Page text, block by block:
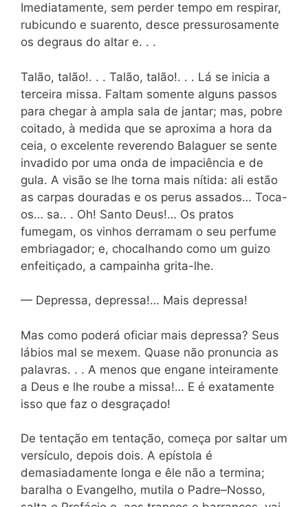
Imediatamente, sem perder tempo em respirar,
rubicundo e suarento, desce pressurosamente
os degraus do altar e. . .
Talão, talão!. . . Talão, talão!. . . Lá se inicia a
terceira missa. Faltam somente alguns passos
para chegar à ampla sala de jantar; mas, pobre
coitado, à medida que se aproxima a hora da
ceia, o excelente reverendo Balaguer se sente
invadido por uma onda de impaciência e de
gula. A visão se lhe torna mais nítida: ali estão
as carpas douradas e os perus assados… Toca-
os… sa.. . Oh! Santo Deus!… Os pratos
fumegam, os vinhos derramam o seu perfume
embriagador; e, chocalhando como um guizo
enfeitiçado, a campainha grita-lhe.
— Depressa, depressa!… Mais depressa!
Mas como poderá oficiar mais depressa? Seus
lábios mal se mexem. Quase não pronuncia as
palavras. . . A menos que engane inteiramente
a Deus e lhe roube a missa!… E é exatamente
isso que faz o desgraçado!
De tentação em tentação, começa por saltar um
versículo, depois dois. A epístola é
demasiadamente longa e êle não a termina;
baralha o Evangelho, mutila o Padre–Nosso,